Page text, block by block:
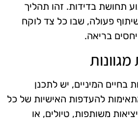
תחושת בדידות. זהו תהליך
פעולה, שבו כל צד לוקח
בריאה.
מגוונות
בחיים המיניים, יש לתכנן
להעדפות האישיות של כל
משותפות, טיולים, או